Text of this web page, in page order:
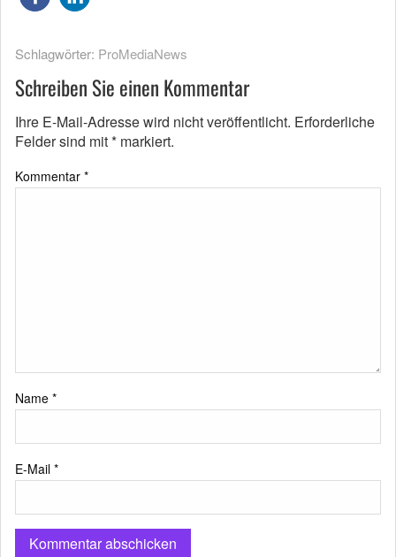
Schlagwörter: ProMediaNews
Schreiben Sie einen Kommentar
Ihre E-Mail-Adresse wird nicht veröffentlicht. Erforderliche
Felder sind mit* markiert.
Kommentar *
Name *
E-Mail *